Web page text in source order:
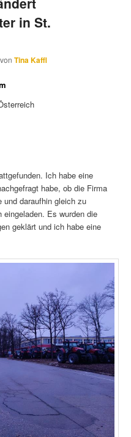
in St.
vonTina Kaffl
Ich habe eine
habe, ob die Firma
und daraufhin gleich zu
eingeladen. Es wurden die
geklärt und ich habe eine